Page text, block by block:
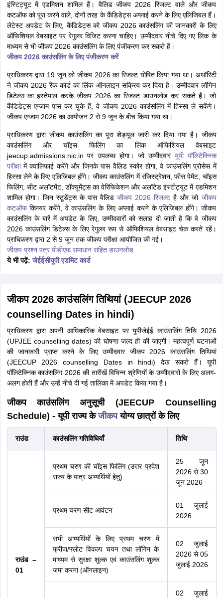
इंस्टिट्यूट में एडमिशन शामिल हैं। वैलिड जीकप 2026 रिजल्ट वाले और जीकप
कटऑफ को पूरा करने वाले, दोनों तरह के कैंडिडेट्स अप्लाई करने के लिए एलिजिबल हैं।
लेटेस्ट अपडेट के लिए, कैंडिडेट्स को जीकप 2026 काउंसलिंग की जानकारी के लिए
ऑफिशियल वेबसाइट पर रेगुलर विजिट करना चाहिए। उम्मीदवार नीचे दिए गए लिंक के
माध्यम से भी जीकप 2026 काउंसलिंग के लिए पंजीकरण कर सकते हैं।
जीकप 2026 काउंसलिंग के लिए पंजीकरण करें
प्राधिकरण द्वारा 19 जून को जीकप 2026 का रिजल्ट घोषित किया गया था। अथॉरिटी
ने जीकप 2026 रैंक कार्ड का लिंक ऑनलाइन सक्रिय कर दिया है। उम्मीदवार लॉगिन
डिटेल्स का इस्तेमाल करके जीकप 2026 का रिजल्ट डाउनलोड कर सकते हैं। जो
कैंडिडेट्स एग्जाम पास कर चुके हैं, वे जीकप 2026 काउंसलिंग में हिस्सा ले सकेंगे।
जीकप एग्जाम 2026 का आयोजन 2 से 9 जून के बीच किया गया था।
प्राधिकरण द्वारा जीकप काउंसलिंग का पूरा शेड्यूल जारी कर दिया गया है। जीकप
काउंसलिंग और चॉइस फिलिंग का लिंक ऑफिशियल वेबसाइट
jeecup.admissions.nic.in पर उपलब्ध होगा। जो उम्मीदवार यूपी पॉलिटेक्निक
परीक्षामें क्वालिफाई करेंगे और जिनके पास वैलिड स्कोर होगा, वे काउंसलिंग प्रोसेस में
हिस्सा लेने के लिए एलिजिबल होंगे। जीकप काउंसलिंग में रजिस्ट्रेशन, फीस पेमेंट, चॉइस
फिलिंग, सीट अलॉटमेंट, डॉक्यूमेंट्स का वेरिफिकेशन और अलॉटेड इंस्टीट्यूट में एडमिशन
शामिल होगा। जिन स्टूडेंट्स के पास वैलिडजीकप 2026 रिजल्ट है और जो जीकप
कटऑफक्लियर करेंगे, वे काउंसलिंग के लिए अप्लाई करने के एलिजिबल होंगे। जीकप
काउंसलिंग के बारें में अपडेट के लिए, उम्मीदवारों को सलाह दी जाती है कि वे जीकप
2026 काउंसलिंग डिटेल्स के लिए रेगुलर रूप से ऑफिशियल वेबसाइट चेक करते रहें।
प्राधिकरण द्वारा 2 से 9 जून तक जीकप परीक्षा आयोजित की गई।
जीकप प्रश्न पत्र पीडीएफ़ समाधान सहित डाउनलोड
ये भी पढ़ें:जेईईसीयूपी एडमिट कार्ड
जीकप 2026 काउंसलिंग तिथियां (JEECUP 2026
counselling Dates in hindi)
प्राधिकरण द्वारा अपनी आधिकारिक वेबसाइट पर यूपीजेईई काउंसलिंग तिथि 2026
(UPJEE counselling dates) की घोषणा जल्द ही की जाएगी। महत्वपूर्ण घटनाओं
की जानकारी प्राप्त करने के लिए उम्मीदवार जीकप 2026 काउंसलिंग तिथियां
(JEECUP 2026 counselling Dates in hindi) देख सकते हैं। यूपी
पॉलिटेक्निक काउंसलिंग 2026 की तारीखें विभिन्न श्रेणियों के उम्मीदवारों के लिए अलग-
अलग होती हैं और उन्हें नीचे दी गई तालिका में अपडेट किया गया है।
जीकप काउंसलिंग अनुसूची (JEECUP Counselling
Schedule) - यूपी राज्य केजीकपयोग्य छात्रों के लिए
राउंड काउंसलिंग गतिविधियाँ तिथि
राउंड –
01
प्रथम चरण की चॉइस फिलिंग (उत्तर प्रदेश
राज्य के पात्र अभ्यर्थियों हेतु)
25 जून
2026 से 30
जून 2026
प्रथम चरण सीट आवंटन
01 जुलाई
2026
सभी अभ्यर्थियों के लिए प्रथम चरण में
फ्रीज/फ्लोट विकल्प चयन तथा लॉगिन के
माध्यम से सुरक्षा शुल्क एवं काउंसलिंग शुल्क
जमा करना (ऑनलाइन)
02 जुलाई
2026 से 05
जुलाई 2026
02 जुलाई